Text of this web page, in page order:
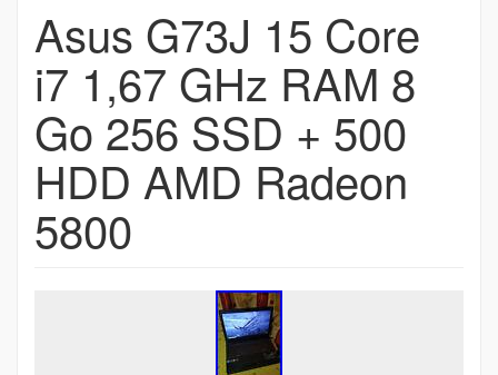
Asus G73J 15 Core
i7 1,67 GHz RAM 8
Go 256 SSD + 500
HDD AMD Radeon
5800